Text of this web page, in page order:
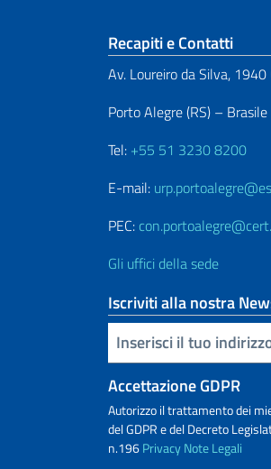
Sezione
Recapiti e Contatti
Av. Loureiro da Silva,
Porto Alegre (RS) – Brasile
Tel: +55 51 3230 8200
E-mail:
PEC:
Gli uffici della sede
Iscriviti alla nostra
Inserisci la tua email
Accettazione GDPR
Autorizzo il trattamento dei
del GDPR e del Decreto
n.196PrivacyNote Legali